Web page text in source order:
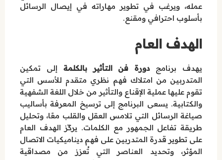
عمله، ويرغب في تطوير مهاراته في إيصال الرسائل
بأسلوب احترافي ومقنع.
الهدف العام
يهدف برنامجدورة فن التأثير بالكلمة إلى تمكين
المتدربين من امتلاك فهم نظري متقدم للأسس التي
تقوم عليها عملية الإقناع والتأثير من خلال اللغة الشفهية
والكتابية. يسعى البرنامج إلى ترسيخ المعرفة بأساليب
صياغة الرسائل التي تلامس العقل والقلب معًا، وتحليل
طريقة تفاعل الجمهور مع الكلمات. يركّز الهدف العام
على تطوير قدرة المتدربين على فهم ديناميكيات الاتصال
المؤثر، وتحديد العناصر التي تُعزز من مصداقية